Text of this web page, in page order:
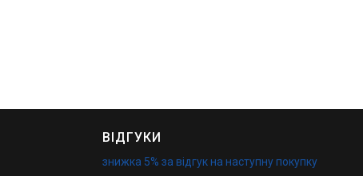
ВІДГУКИ
знижка 5% за відгук на наступну покупку